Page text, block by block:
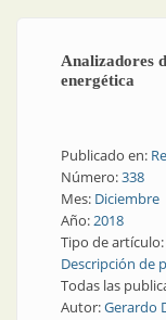
Analizadores
energética
Publicado en:
Número:338
Mes: Diciembre
Año:2018
Tipo de artículo:
Descripción de
Todas las
Autor:Gerardo